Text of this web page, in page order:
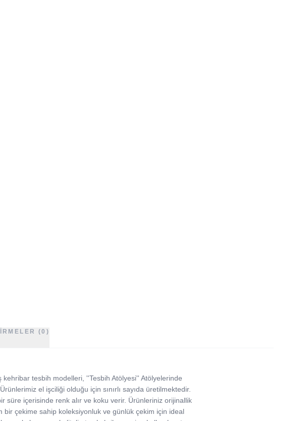
(0)
kehribar tesbih modelleri, ''Tesbih Atölyesi'' Atölyelerinde
el işciliği olduğu için sınırlı sayıda üretilmektedir.
süre içerisinde renk alır ve koku verir. Ürünleriniz orijinallik
bir çekime sahip koleksiyonluk ve günlük çekim için ideal